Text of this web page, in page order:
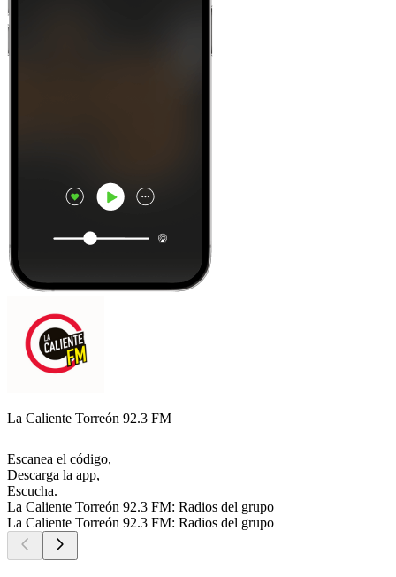
La Caliente Torreón 92.3 FM
Escanea el código,
Descarga la app,
Escucha.
La Caliente Torreón 92.3 FM: Radios del grupo
La Caliente Torreón 92.3 FM: Radios del grupo